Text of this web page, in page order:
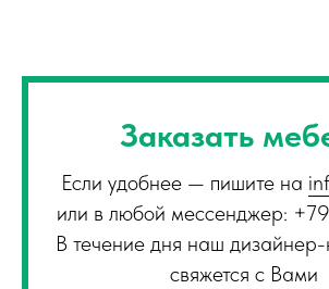
Заказать
Если удобнее — пишите на
или в любой мессенджер:
В течение дня наш дизайнер-
свяжется с Вами